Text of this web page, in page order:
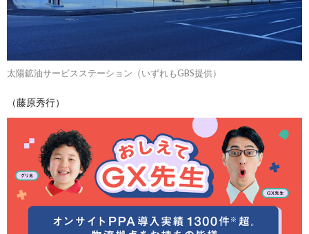
太陽鉱油サービスステーション（いずれもGBS提供）
（藤原秀行）